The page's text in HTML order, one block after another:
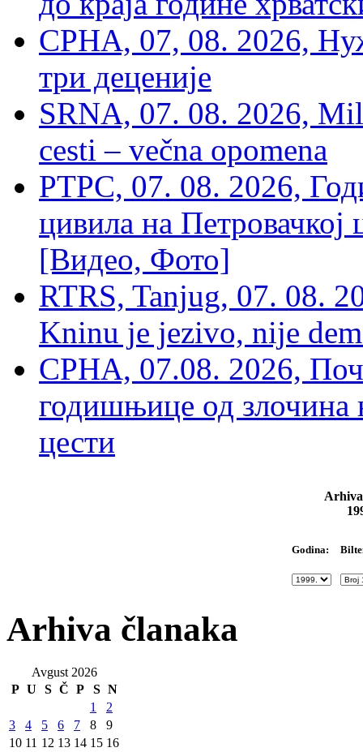
СРНА, 07, 08. 2026,
три деценије
SRNA, 07. 08. 2026,
cesti – večna opomena
РТРС, 07. 08. 2026,
цивила на Петровачкој
[Видео, Фото]
RTRS, Tanjug, 07. 08.
Kninu je jezivo, nije
СРНА, 07.08. 2026,
годишњице од злочина
цести
Godina:
Arhiva članaka
Avgust 2026
P U S Č P S N
1
2
3
4 5 6 7 8
9
10 11 12 13 14 15 16